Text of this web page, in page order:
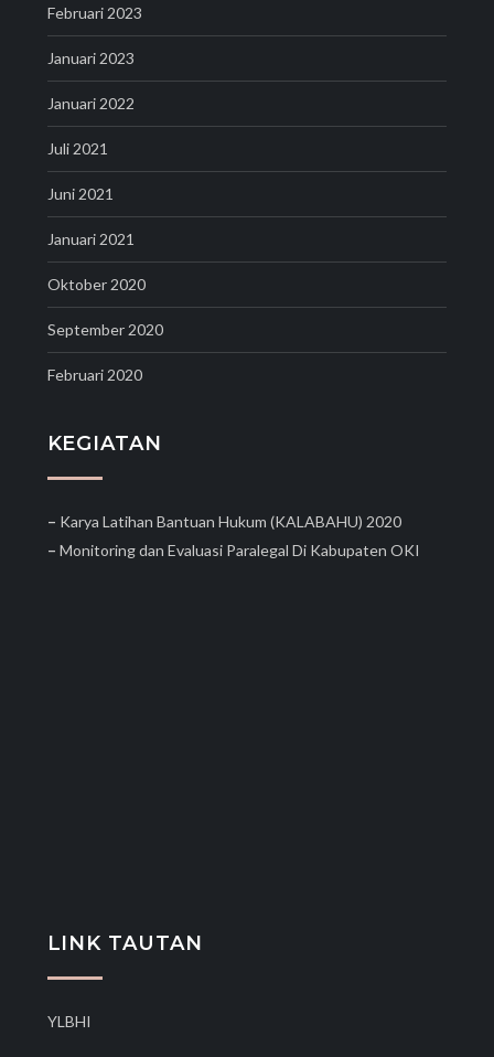
Februari 2023
Januari 2023
Januari 2022
Juli 2021
Juni 2021
Januari 2021
Oktober 2020
September 2020
Februari 2020
KEGIATAN
– Karya Latihan Bantuan Hukum (KALABAHU) 2020
– Monitoring dan Evaluasi Paralegal Di Kabupaten OKI
LINK TAUTAN
YLBHI